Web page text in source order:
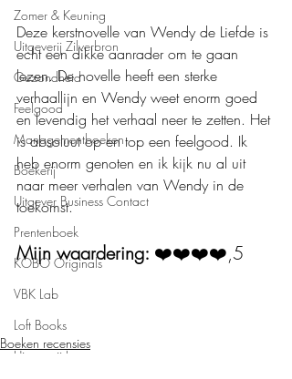
Zomer & Keuning
Uitgeverij Zilverbron
Gezondheid
Feelgood
Managementboeken
Boekerij
Uitgever Business Contact
Prentenboek
KOBO Originals
VBK Lab
Loft Books
Uitgeverij Lannoo
Deze kerstnovelle van Wendy de Liefde is
echt een dikke aanrader om te gaan
lezen. De novelle heeft een sterke
verhaallijn en Wendy weet enorm goed
en levendig het verhaal neer te zetten. Het
is absoluut op en top een feelgood. Ik
heb enorm genoten en ik kijk nu al uit
naar meer verhalen van Wendy in de
toekomst.
Mijn waardering: ❤️❤️❤️❤️,5
Boeken recensies